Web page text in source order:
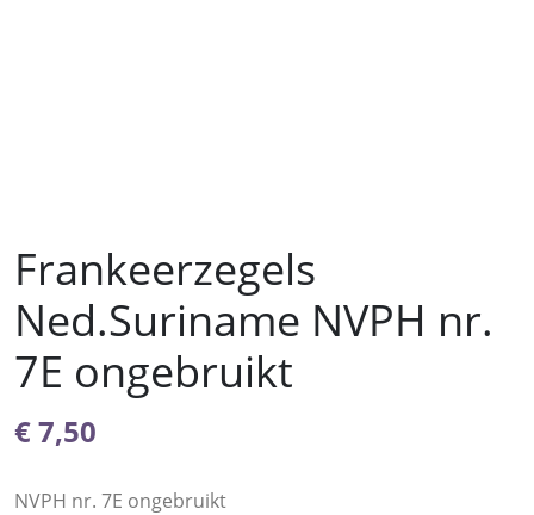
Frankeerzegels
Ned.Suriname NVPH nr.
7E ongebruikt
€7,50
NVPH nr. 7E ongebruikt